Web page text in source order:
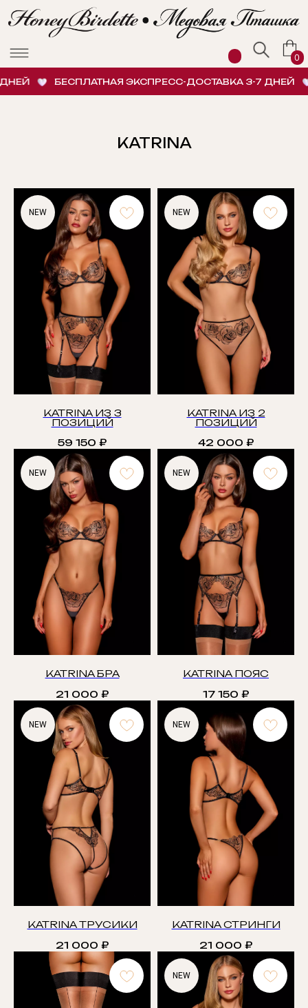
БЕСПЛАТНАЯ ЭКСПРЕСС-ДОСТАВКА 3-7 ДНЕЙ
KATRINA
NEW
KATRINA ИЗ 3
ПОЗИЦИЙ
59 150 ₽
NEW
KATRINA ИЗ 2
ПОЗИЦИЙ
42 000 ₽
NEW
KATRINA БРА
21 000 ₽
NEW
KATRINA ПОЯС
17 150 ₽
NEW
KATRINA ТРУСИКИ
21 000 ₽
NEW
KATRINA СТРИНГИ
21 000 ₽
NEW